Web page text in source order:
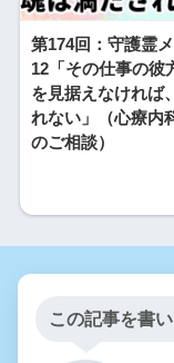
第174回：守護霊
12「その仕事の彼
を見据えなければ
れない」（心療内
のご相談）
この記事を書